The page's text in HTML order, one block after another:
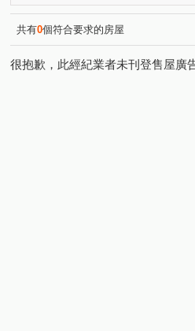
松江路(1) 名園街(1)
玉龍路一段(1)
共有0個符合要求的房屋
很抱歉，此經紀業者未刊登售屋廣